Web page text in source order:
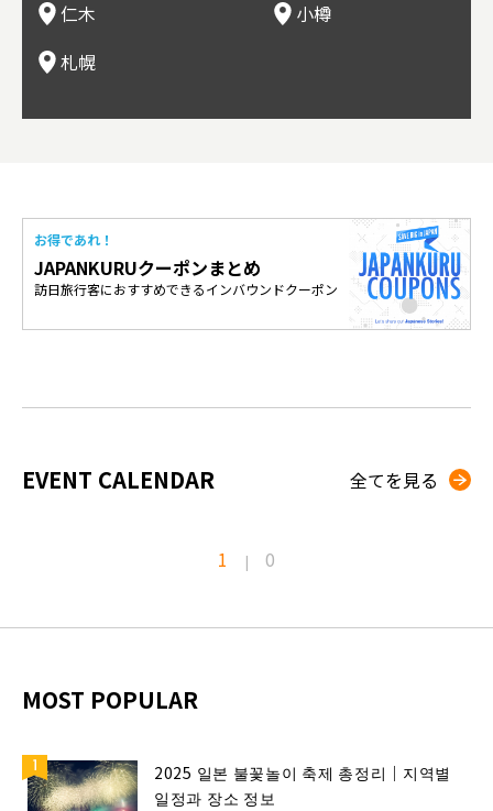
とをできるとして注目されている。
仁木
小樽
札幌
お得であれ！
JAPANKURUクーポンまとめ
訪日旅行客におすすめできるインバウンドクーポン
EVENT CALENDAR 全てを見る
1 | 0
MOST POPULAR
2025 일본 불꽃놀이 축제 총정리｜지역별
일정과 장소 정보